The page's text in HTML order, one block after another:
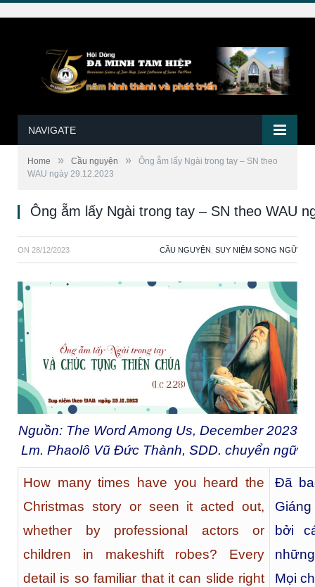
NAVIGATE
Home » Cầu nguyện »
Ông ẵm lấy Ngài trong tay – SN theo
WAU ngày 29.12.2023
Ông ẵm lấy Ngài trong tay – SN theo WAU
ON 28/12/2023 CẦU NGUYỆN SUY NIỆM SONG NGỮ
Nguồn: The Word Among Us, December 2023
Lm. Phaolô Vũ Đức Thành, SDD. chuyển ngữ
How many times have you heard the
Christmas story or seen it acted out,
whether by professional actors or
children in makeshift robes? Every
detail is so familiar that it can slide right
Đã
bởi
Mọi